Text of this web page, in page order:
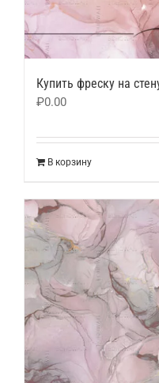
Купить фреску на
₽0.00
В корзину